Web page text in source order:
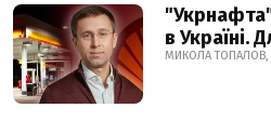
в Україні.
МИКОЛА ТОПАЛОВ,